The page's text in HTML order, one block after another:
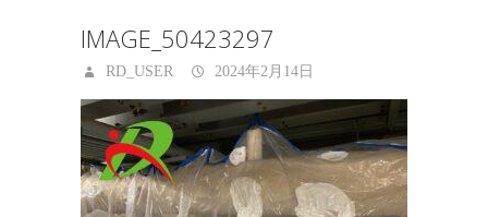
IMAGE_50423297
RD_USER 2024年2月14日